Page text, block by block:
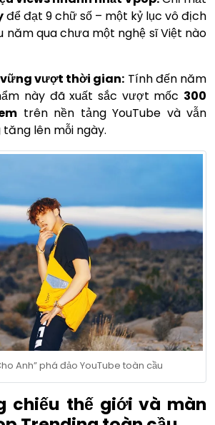
để đạt 9 chữ số – một kỷ lục vô địch
năm qua chưa một nghệ sĩ Việt nào
vững vượt thời gian: Tính đến năm
này đã xuất sắc vượt mốc 300
trên nền tảng YouTube và vẫn
lên mỗi ngày.
Anh” phá đảo YouTube toàn cầu
chiếu thế giới và màn